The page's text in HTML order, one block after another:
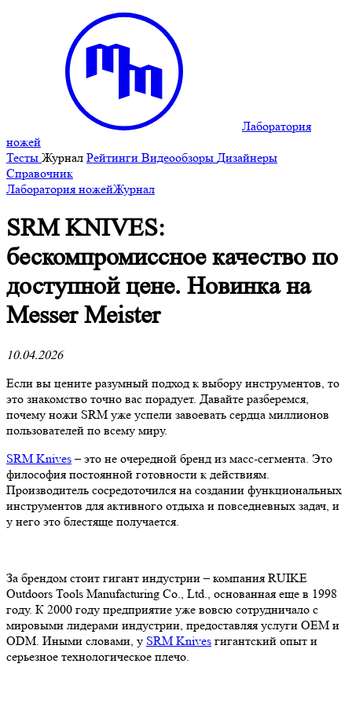
Лаборатория
ножей
Тесты Журнал Рейтинги Видеообзоры Дизайнеры
Справочник
Лаборатория ножейЖурнал
SRM KNIVES:
бескомпромиссное качество по
доступной цене. Новинка на
Messer Meister
10.04.2026
Если вы цените разумный подход к выбору инструментов, то
это знакомство точно вас порадует. Давайте разберемся,
почему ножи SRM уже успели завоевать сердца миллионов
пользователей по всему миру.
SRM Knives– это не очередной бренд из масс-сегмента. Это
философия постоянной готовности к действиям.
Производитель сосредоточился на создании функциональных
инструментов для активного отдыха и повседневных задач, и
у него это блестяще получается.
За брендом стоит гигант индустрии – компания RUIKE
Outdoors Tools Manufacturing Co., Ltd., основанная еще в 1998
году. К 2000 году предприятие уже вовсю сотрудничало с
мировыми лидерами индустрии, предоставляя услуги OEM и
ODM. Иными словами, у SRM Knives гигантский опыт и
серьезное технологическое плечо.